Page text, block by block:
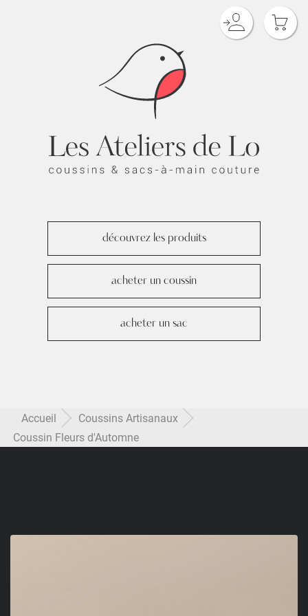
découvrez les produits
acheter un coussin
acheter un sac
Accueil
Coussins Artisanaux
Coussin Fleurs d'Automne